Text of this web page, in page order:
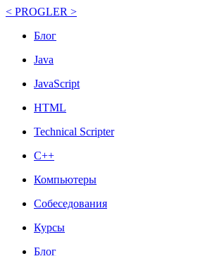
< PROGLER >
Блог
Java
JavaScript
HTML
Technical Scripter
C++
Компьютеры
Собеседования
Курсы
Блог